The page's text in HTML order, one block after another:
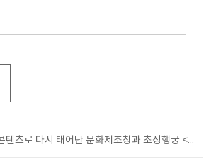
융합콘텐츠로 다시 태어난 문화제조창과 초정행궁 <창고>&<초정, 당신을 위한 노래> 막 오른다